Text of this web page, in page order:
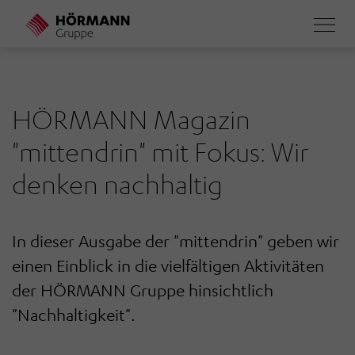
Direkt
HÖRMANN Magazin
"mittendrin" mit Fokus: Wir
denken nachhaltig
In dieser Ausgabe der "mittendrin" geben wir
einen Einblick in die vielfältigen Aktivitäten
der HÖRMANN Gruppe hinsichtlich
"Nachhaltigkeit".